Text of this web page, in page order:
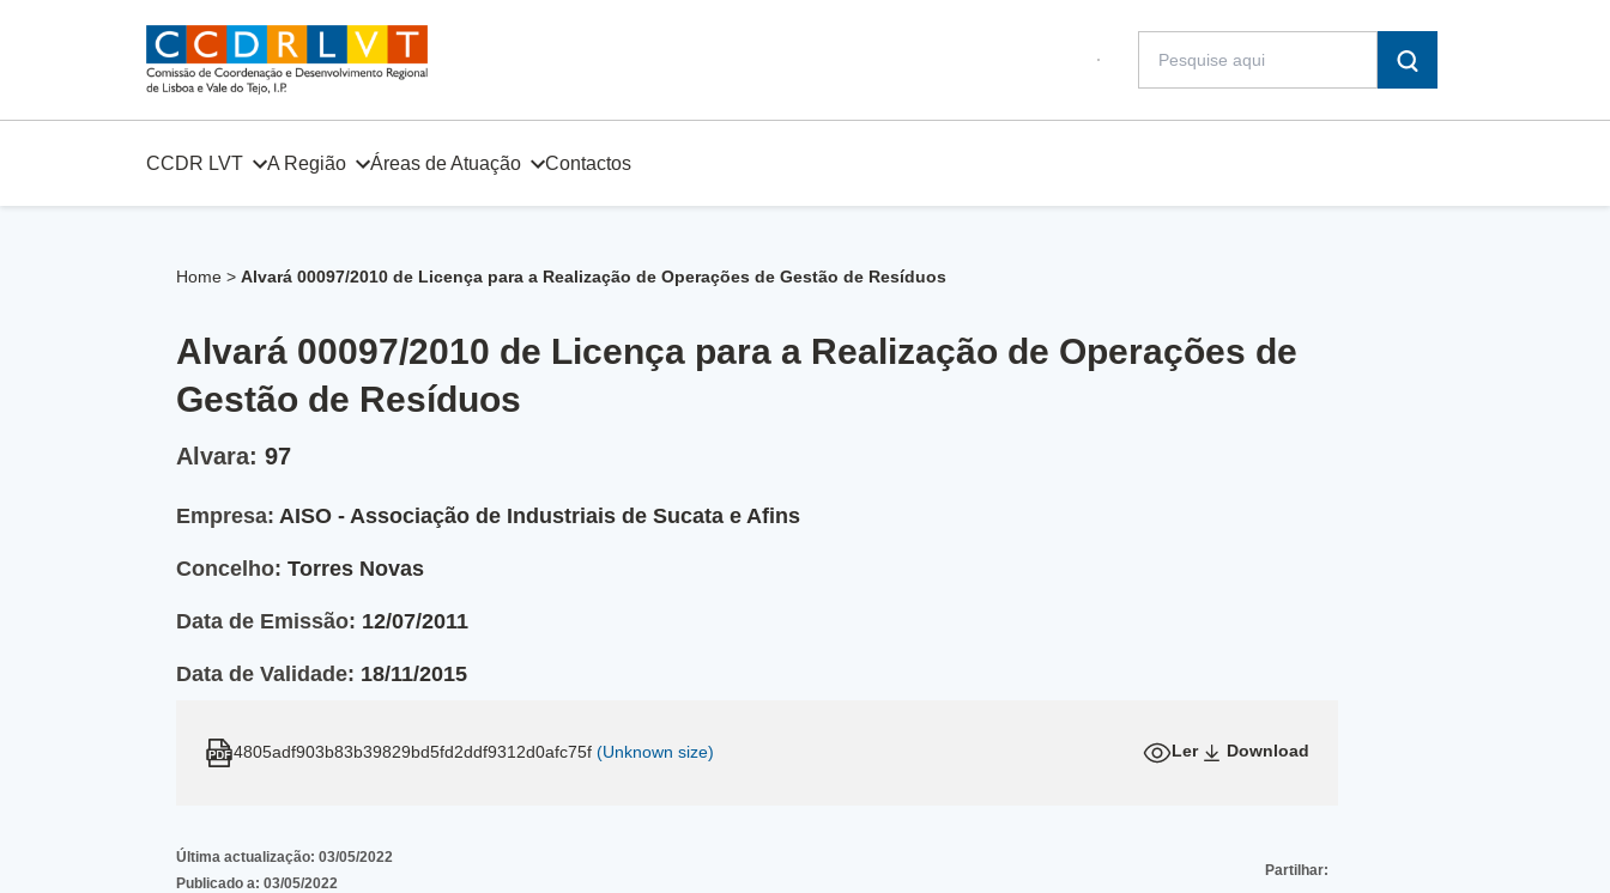
CCDR LVT A Região Áreas de Atuação Contactos
Home > Alvará 00097/2010 de Licença para a Realização de Operações de Gestão de Resíduos
Alvará 00097/2010 de Licença para a Realização de Operações de
Gestão de Resíduos
Alvara: 97
Empresa: AISO - Associação de Industriais de Sucata e Afins
Concelho: Torres Novas
Data de Emissão: 12/07/2011
Data de Validade: 18/11/2015
4805adf903b83b39829bd5fd2ddf9312d0afc75f (Unknown size) Ler Download
Última actualização: 03/05/2022
Publicado a: 03/05/2022
Partilhar: